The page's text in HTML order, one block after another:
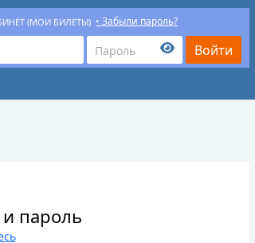
(МОИ БИЛЕТЫ) Забыли пароль?
пароль